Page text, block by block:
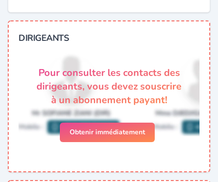
DIRIGEANTS
Pour consulter les contacts des
dirigeants, vous devez souscrire
à un abonnement payant!
Obtenir immédiatement